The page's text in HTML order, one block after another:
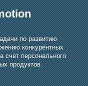
по развитию
конкурентных
счет персонального
продуктов.